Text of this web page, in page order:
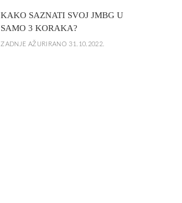
KAKO SAZNATI SVOJ JMBG U
SAMO 3 KORAKA?
ZADNJE AŽURIRANO 31.10.2022.